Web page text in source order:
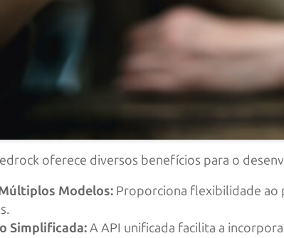
oferece diversos benefícios para o
Modelos: Proporciona flexibilidade ao
Simplificada:A API unificada facilita a